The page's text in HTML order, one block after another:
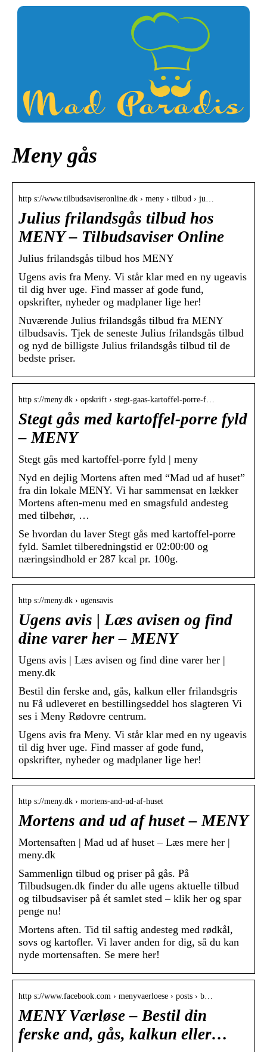
Meny gås
http s://www.tilbudsaviseronline.dk › meny › tilbud › ju…
Julius frilandsgås tilbud hos
MENY – Tilbudsaviser Online
Julius frilandsgås tilbud hos MENY
Ugens avis fra Meny. Vi står klar med en ny ugeavis
til dig hver uge. Find masser af gode fund,
opskrifter, nyheder og madplaner lige her!
Nuværende Julius frilandsgås tilbud fra MENY
tilbudsavis. Tjek de seneste Julius frilandsgås tilbud
og nyd de billigste Julius frilandsgås tilbud til de
bedste priser.
http s://meny.dk › opskrift › stegt-gaas-kartoffel-porre-f…
Stegt gås med kartoffel-porre fyld
– MENY
Stegt gås med kartoffel-porre fyld | meny
Nyd en dejlig Mortens aften med “Mad ud af huset”
fra din lokale MENY. Vi har sammensat en lækker
Mortens aften-menu med en smagsfuld andesteg
med tilbehør, …
Se hvordan du laver Stegt gås med kartoffel-porre
fyld. Samlet tilberedningstid er 02:00:00 og
næringsindhold er 287 kcal pr. 100g.
http s://meny.dk › ugensavis
Ugens avis | Læs avisen og find
dine varer her – MENY
Ugens avis | Læs avisen og find dine varer her |
meny.dk
Bestil din ferske and, gås, kalkun eller frilandsgris
nu Få udleveret en bestillingseddel hos slagteren Vi
ses i Meny Rødovre centrum.
Ugens avis fra Meny. Vi står klar med en ny ugeavis
til dig hver uge. Find masser af gode fund,
opskrifter, nyheder og madplaner lige her!
http s://meny.dk › mortens-and-ud-af-huset
Mortens and ud af huset – MENY
Mortensaften | Mad ud af huset – Læs mere her |
meny.dk
Sammenlign tilbud og priser på gås. På
Tilbudsugen.dk finder du alle ugens aktuelle tilbud
og tilbudsaviser på ét samlet sted – klik her og spar
penge nu!
Mortens aften. Tid til saftig andesteg med rødkål,
sovs og kartofler. Vi laver anden for dig, så du kan
nyde mortensaften. Se mere her!
http s://www.facebook.com › menyvaerloese › posts › b…
MENY Værløse – Bestil din
ferske and, gås, kalkun eller…